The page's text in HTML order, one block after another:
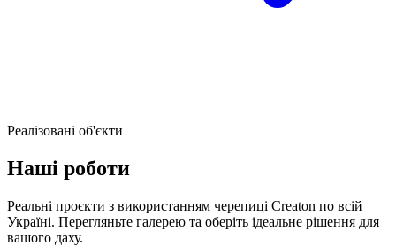
Реалізовані об'єкти
Наші роботи
Реальні проєкти з використанням черепиці Creaton по всій
Україні. Перегляньте галерею та оберіть ідеальне рішення для
вашого даху.